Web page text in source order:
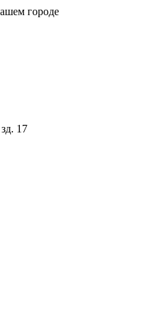
городе
17